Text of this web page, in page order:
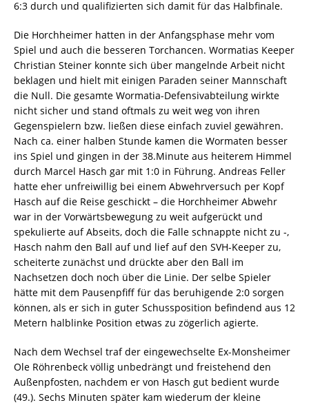
6:3 durch und qualifizierten sich damit für das Halbfinale.
Die Horchheimer hatten in der Anfangsphase mehr vom
Spiel und auch die besseren Torchancen. Wormatias Keeper
Christian Steiner konnte sich über mangelnde Arbeit nicht
beklagen und hielt mit einigen Paraden seiner Mannschaft
die Null. Die gesamte Wormatia-Defensivabteilung wirkte
nicht sicher und stand oftmals zu weit weg von ihren
Gegenspielern bzw. ließen diese einfach zuviel gewähren.
Nach ca. einer halben Stunde kamen die Wormaten besser
ins Spiel und gingen in der 38.Minute aus heiterem Himmel
durch Marcel Hasch gar mit 1:0 in Führung. Andreas Feller
hatte eher unfreiwillig bei einem Abwehrversuch per Kopf
Hasch auf die Reise geschickt – die Horchheimer Abwehr
war in der Vorwärtsbewegung zu weit aufgerückt und
spekulierte auf Abseits, doch die Falle schnappte nicht zu -,
Hasch nahm den Ball auf und lief auf den SVH-Keeper zu,
scheiterte zunächst und drückte aber den Ball im
Nachsetzen doch noch über die Linie. Der selbe Spieler
hätte mit dem Pausenpfiff für das beruhigende 2:0 sorgen
können, als er sich in guter Schussposition befindend aus 12
Metern halblinke Position etwas zu zögerlich agierte.
Nach dem Wechsel traf der eingewechselte Ex-Monsheimer
Ole Röhrenbeck völlig unbedrängt und freistehend den
Außenpfosten, nachdem er von Hasch gut bedient wurde
(49.). Sechs Minuten später kam wiederum der kleine